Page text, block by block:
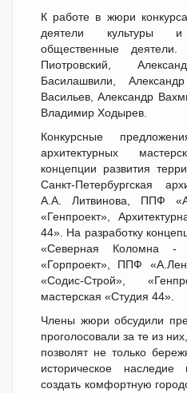
К работе в жюри
деятели культуры и
общественные
Пиотровский,
Басилашвили,
Васильев, Александр
Владимир Ходырев.
Конкурсные
архитектурных
концепции развития
Санкт-Петербургская
А.А. Литвинова, ППФ
«Генпроект»,
44». На разработку
«Северная Коломна -
«Горпроект», ППФ
«Содис-Строй»,
мастерская «Студия 44».
Члены жюри обсудили
проголосовали за те из
позволят не только
историческое
создать комфортную